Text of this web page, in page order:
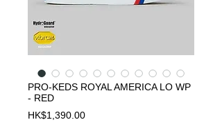
PRO-KEDS ROYAL AMERICA LO WP
- RED
HK$1,390.00Price